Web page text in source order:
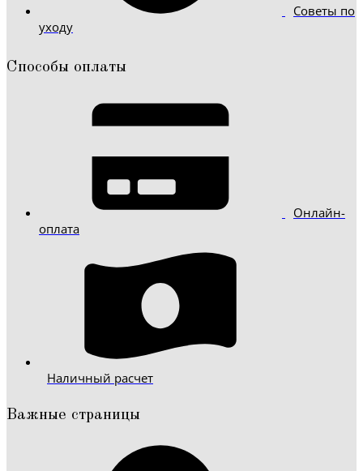
Советы по
уходу
Способы оплаты
Онлайн-
оплата
Наличный расчет
Важные страницы